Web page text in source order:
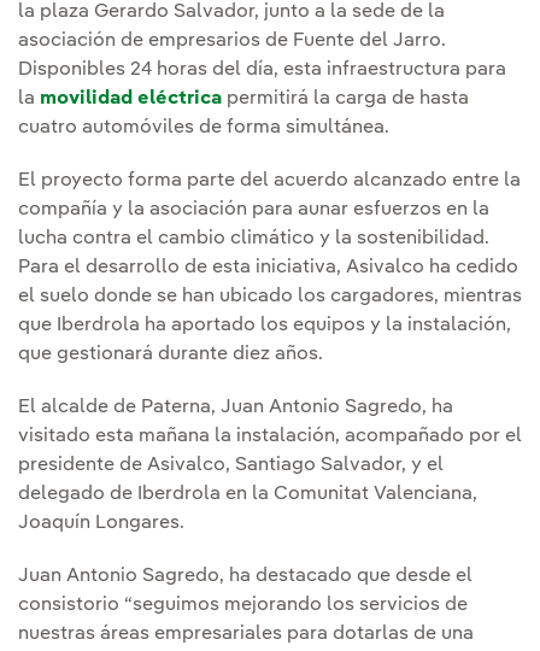
la plaza Gerardo Salvador, junto a la sede de la
asociación de empresarios de Fuente del Jarro.
Disponibles 24 horas del día, esta infraestructura para
la movilidad eléctrica permitirá la carga de hasta
cuatro automóviles de forma simultánea.
El proyecto forma parte del acuerdo alcanzado entre la
compañía y la asociación para aunar esfuerzos en la
lucha contra el cambio climático y la sostenibilidad.
Para el desarrollo de esta iniciativa, Asivalco ha cedido
el suelo donde se han ubicado los cargadores, mientras
que Iberdrola ha aportado los equipos y la instalación,
que gestionará durante diez años.
El alcalde de Paterna, Juan Antonio Sagredo, ha
visitado esta mañana la instalación, acompañado por el
presidente de Asivalco, Santiago Salvador, y el
delegado de Iberdrola en la Comunitat Valenciana,
Joaquín Longares.
Juan Antonio Sagredo, ha destacado que desde el
consistorio “seguimos mejorando los servicios de
nuestras áreas empresariales para dotarlas de una